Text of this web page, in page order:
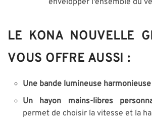
LE KONA NOUVELLE
VOUS OFFRE AUSSI :
Une bande lumineuse harmonieuse
Un hayon mains-libres
permet de choisir la vitesse et la